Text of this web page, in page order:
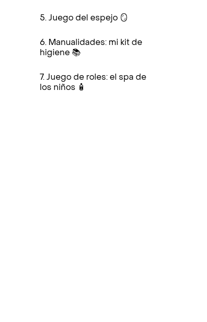
5. Juego del espejo 🪞
6. Manualidades: mi kit de
higiene 📚
7. Juego de roles: el spa de
los niños 🧴